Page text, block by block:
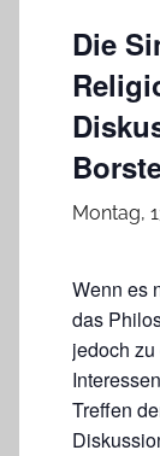
Die
Montag,
Wenn es
das
jedoch
Treffen